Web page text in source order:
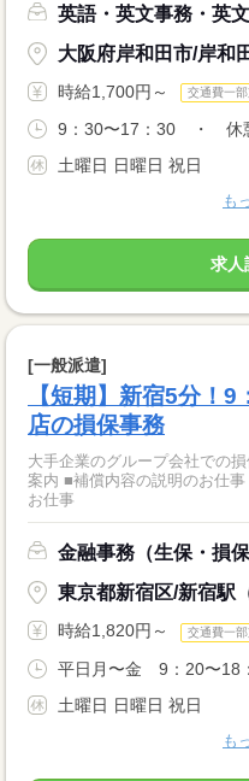
英語・英文事務・英
大阪府岸和田市/岸和
時給1,700円～ 交通費一
9：30〜17：30 ・ 休
土曜日 日曜日 祝日
も
求人
[一般派遣]
【短期】新宿5分！
店の損保事務
大手企業のグループ会社での
案内 ■補償内容の説明のお仕
お仕事
金融事務（生保・損保
東京都新宿区/新宿駅
時給1,820円～ 交通費一
平日月〜金 9：20〜18
土曜日 日曜日 祝日
も